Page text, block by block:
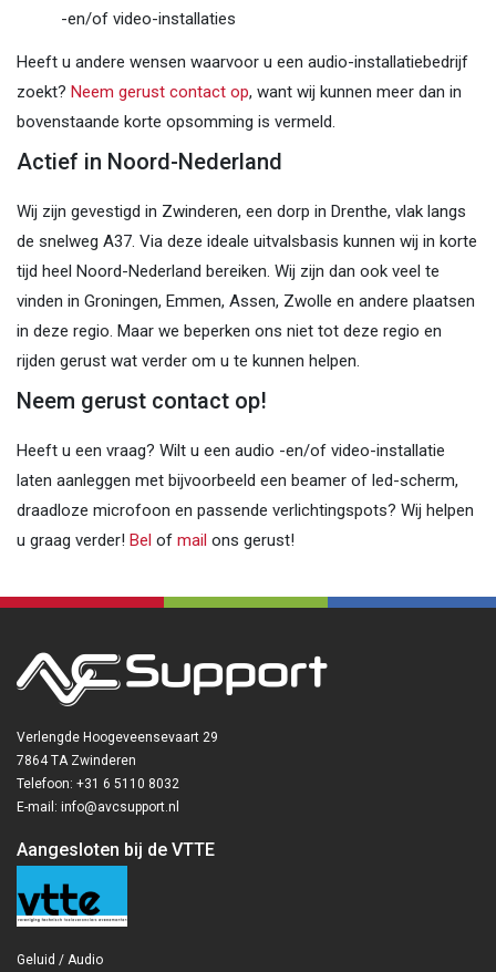
-en/of video-installaties
Heeft u andere wensen waarvoor u een audio-installatiebedrijf
zoekt? Neem gerust contact op, want wij kunnen meer dan in
bovenstaande korte opsomming is vermeld.
Actief in Noord-Nederland
Wij zijn gevestigd in Zwinderen, een dorp in Drenthe, vlak langs
de snelweg A37. Via deze ideale uitvalsbasis kunnen wij in korte
tijd heel Noord-Nederland bereiken. Wij zijn dan ook veel te
vinden in Groningen, Emmen, Assen, Zwolle en andere plaatsen
in deze regio. Maar we beperken ons niet tot deze regio en
rijden gerust wat verder om u te kunnen helpen.
Neem gerust contact op!
Heeft u een vraag? Wilt u een audio -en/of video-installatie
laten aanleggen met bijvoorbeeld een beamer of led-scherm,
draadloze microfoon en passende verlichtingspots? Wij helpen
u graag verder! Bel of mail ons gerust!
Verlengde Hoogeveensevaart 29
7864 TA Zwinderen
Telefoon: +31 6 5110 8032
E-mail: info@avcsupport.nl
Aangesloten bij de VTTE
Geluid / Audio